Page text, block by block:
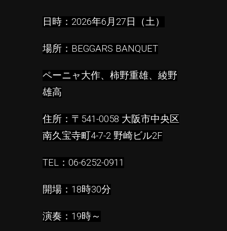
日時：2026年6月27日（土）
場所：BEGGARS BANQUET
ペーニャ大作、柿野重雄、綾野
雄高
住所： 〒541-0058 大阪市中央区
南久宝寺町4-7-2 野崎ビル2F
TEL： 06-6252-0911
開場：18時30分
演奏：19時～